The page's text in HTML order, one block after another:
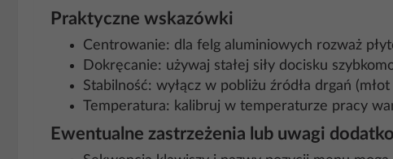
Praktyczne wskazówki
Centrowanie: dla felg aluminiowych rozważ
Dokręcanie: używaj stałej siły docisku
Stabilność: wyłącz w pobliżu źródła drgań
Temperatura: kalibruj w temperaturze pracy
Ewentualne zastrzeżenia lub uwagi